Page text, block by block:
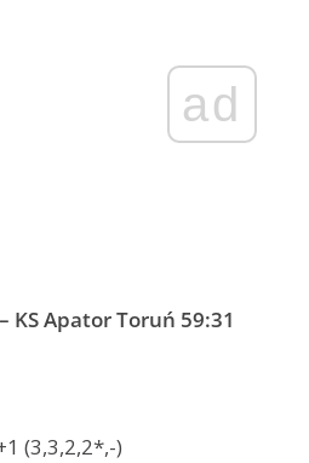
ad
Apator Toruń 59:31
(3,3,2,2*,-)